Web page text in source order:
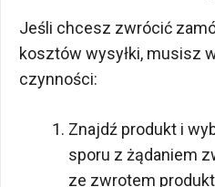
Jeśli chcesz zwrócić
kosztów wysyłki, musisz
czynności:
Znajdź produkt i
sporu z żądaniem
ze zwrotem